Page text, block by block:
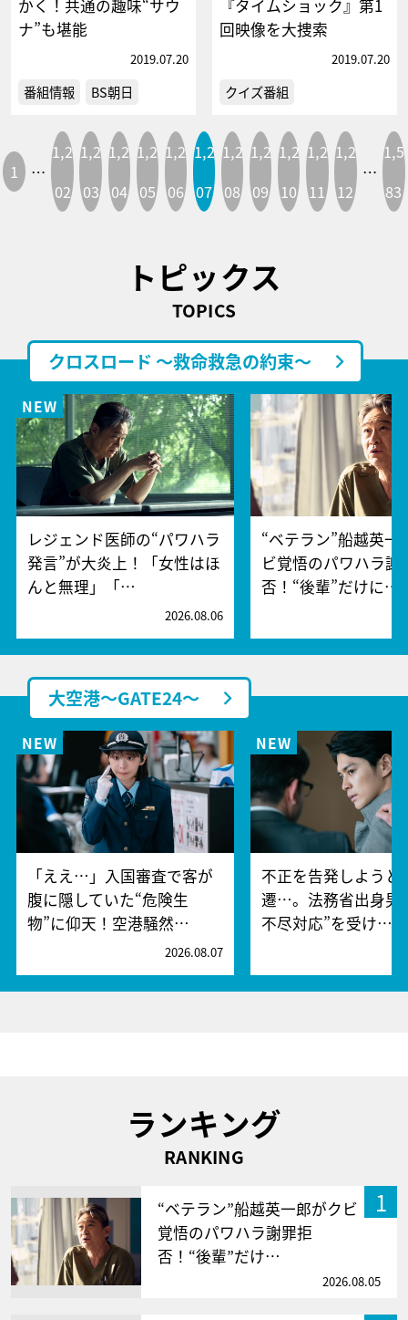
かく！共通の趣味“サウ
ナ”も堪能
2019.07.20
番組情報 BS朝日
『タイムショック』第1
回映像を大捜索
2019.07.20
クイズ番組
1 …
1,2
02
1,2
03
1,2
04
1,2
05
1,2
06
1,2
07
1,2
08
1,2
09
1,2
10
1,2
11
1,2
12
…
1,5
83
トピックス
TOPICS
クロスロード ～救命救急の約束～
レジェンド医師の“パワハラ
発言”が大炎上！「女性はほ
んと無理」「…
2026.08.06
“ベテラン”船越英一
ビ覚悟のパワハラ謝
否！“後輩”だけに…
大空港～GATE24～
「ええ…」入国審査で客が
腹に隠していた“危険生
物”に仰天！空港騒然…
2026.08.07
不正を告発しようと
遷…。法務省出身男
不尽対応”を受け…
ランキング
RANKING
1
“ベテラン”船越英一郎がクビ
覚悟のパワハラ謝罪拒
否！“後輩”だけ…
2026.08.05